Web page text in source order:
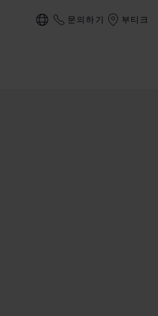
현지화(국가 변경)
문의하기 부티크